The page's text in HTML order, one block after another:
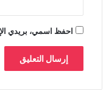
احفظ اسمي، بريدي